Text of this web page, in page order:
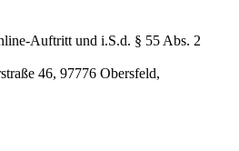
Auftritt und i.S.d. § 55 Abs. 2
46, 97776 Obersfeld,